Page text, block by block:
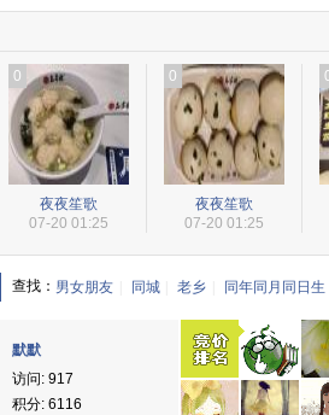
0
夜夜笙歌
07-20 01:25
0
夜夜笙歌
07-20 01:25
查找： 男女朋友 同城 老乡 同年同月同日生
默默
访问: 917
积分: 6116